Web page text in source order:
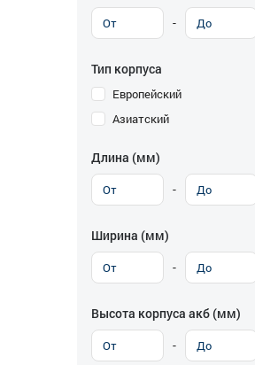
-
Тип корпуса
Европейский
Азиатский
Длина (мм)
-
Ширина (мм)
-
Высота корпуса акб (мм)
-